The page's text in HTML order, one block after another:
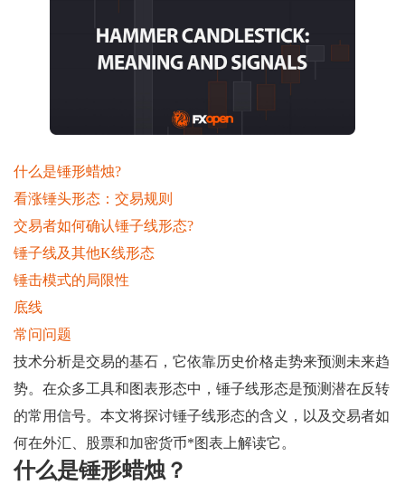
什么是锤形蜡烛?
看涨锤头形态：交易规则
交易者如何确认锤子线形态?
锤子线及其他K线形态
锤击模式的局限性
底线
常问问题
技术分析是交易的基石，它依靠历史价格走势来预测未来趋
势。在众多工具和图表形态中，锤子线形态是预测潜在反转
的常用信号。本文将探讨锤子线形态的含义，以及交易者如
何在外汇、股票和加密货币*图表上解读它。
什么是锤形蜡烛？